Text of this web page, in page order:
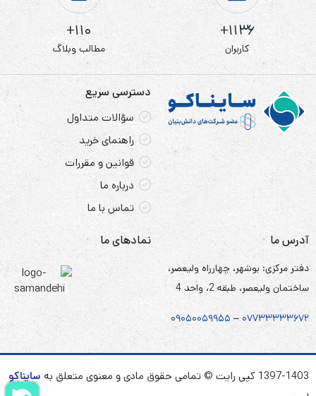
1136+
کاربران
110+
مطالب وبلاگ
دسترسی سریع
سؤالات متداول
راهنمای خرید
قوانین و مقررات
درباره ما
تماس با ما
آدرس ما
دفتر مرکزی: بوشهر، چهارراه ولیعصر،
ساختمان ولیعصر، طبقه 2، واحد 4
۰۷۷۳۳۳۳۳۶۷۲ – ۰۹۰۵۰۰۵۹۹۵۵
نمادهای ما
1397-1403 کپی رایت © تمامی حقوق مادی و معنوی متعلق به
سایناکو